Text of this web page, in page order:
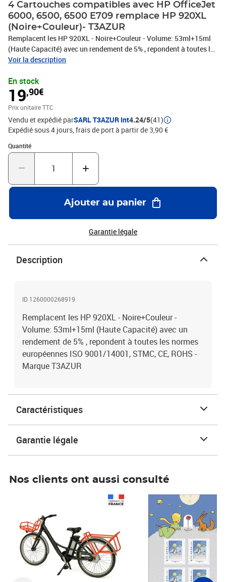
4 Cartouches compatibles avec HP OfficeJet
6000, 6500, 6500 E709 remplace HP 920XL
(Noire+Couleur)- T3AZUR
Remplacent les HP 920XL - Noire+Couleur - Volume: 53ml+15ml
(Haute Capacité) avec un rendement de 5% , repondent à toutes les
normes européennes ISO 9001/14001, STMC, CE, ROHS - Marque
Voir la description
En stock
19,90€
Prix unitaire TTC
Vendu et expédié parSARL T3AZUR Int4.24/5(41)
Expédié sous 4 jours, frais de port à partir de 3,90 €
Quantité
Quantité : 1
Ajouter au panier
Garantie légale
Description
ID 1260000268919
Remplacent les HP 920XL - Noire+Couleur -
Volume: 53ml+15ml (Haute Capacité) avec un
rendement de 5% , repondent à toutes les normes
européennes ISO 9001/14001, STMC, CE, ROHS -
Marque T3AZUR
Caractéristiques
Garantie légale
Nos clients ont aussi consulté
Prix 7,50€